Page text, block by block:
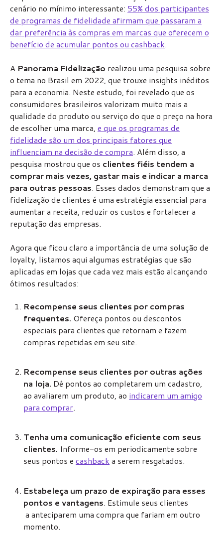
cenário no mínimo interessante: 55% dos participantes
de programas de fidelidade afirmam que passaram a
dar preferência às compras em marcas que oferecem o
benefício de acumular pontos ou cashback.
A Panorama Fidelização realizou uma pesquisa sobre
o tema no Brasil em 2022, que trouxe insights inéditos
para a economia. Neste estudo, foi revelado que os
consumidores brasileiros valorizam muito mais a
qualidade do produto ou serviço do que o preço na hora
de escolher uma marca, e que os programas de
fidelidade são um dos principais fatores que
influenciam na decisão de compra. Além disso, a
pesquisa mostrou que os clientes fiéis tendem a
comprar mais vezes, gastar mais e indicar a marca
para outras pessoas. Esses dados demonstram que a
fidelização de clientes é uma estratégia essencial para
aumentar a receita, reduzir os custos e fortalecer a
reputação das empresas.
Agora que ficou claro a importância de uma solução de
loyalty, listamos aqui algumas estratégias que são
aplicadas em lojas que cada vez mais estão alcançando
ótimos resultados:
Recompense seus clientes por compras
frequentes. Ofereça pontos ou descontos
especiais para clientes que retornam e fazem
compras repetidas em seu site.
Recompense seus clientes por outras ações
na loja. Dê pontos ao completarem um cadastro,
ao avaliarem um produto, ao indicarem um amigo
para comprar.
Tenha uma comunicação eficiente com seus
clientes. Informe-os em periodicamente sobre
seus pontos ecashback a serem resgatados.
Estabeleça um prazo de expiração para esses
pontos e vantagens. Estimule seus clientes
a anteciparem uma compra que fariam em outro
momento.